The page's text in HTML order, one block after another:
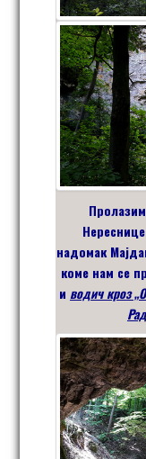
надомак
коме нам се
и водич кроз